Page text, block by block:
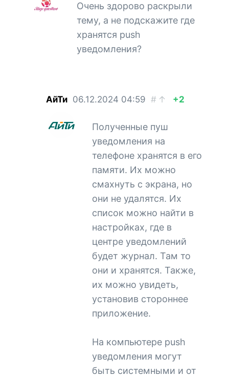
Очень здорово раскрыли
тему, а не подскажите где
хранятся push
уведомления?
АйТи 06.12.2024 04:59 # ↑ +2
Полученные пуш
уведомления на
телефоне хранятся в его
памяти. Их можно
смахнуть с экрана, но
они не удалятся. Их
список можно найти в
настройках, где в
центре уведомлений
будет журнал. Там то
они и хранятся. Также,
их можно увидеть,
установив стороннее
приложение.
На компьютере push
уведомления могут
быть системными и от